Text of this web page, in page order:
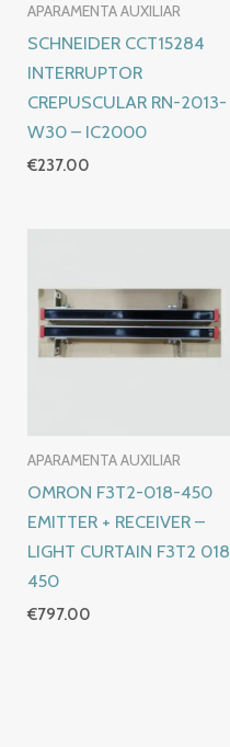
APARAMENTA AUXILIAR
SCHNEIDER CCT15284
INTERRUPTOR
CREPUSCULAR RN-2013-
W30 – IC2000
€237.00
APARAMENTA AUXILIAR
OMRON F3T2-018-450
EMITTER + RECEIVER –
LIGHT CURTAIN F3T2 018
450
€797.00